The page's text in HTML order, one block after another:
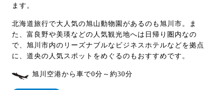
ます。
北海道旅行で大人気の旭山動物園があるのも旭川市。ま
た、富良野や美瑛などの人気観光地へは日帰り圏内なの
で、旭川市内のリーズナブルなビジネスホテルなどを拠点
に、道央の人気スポットをめぐるのもおすすめです。
旭川空港から車で0分～約30分